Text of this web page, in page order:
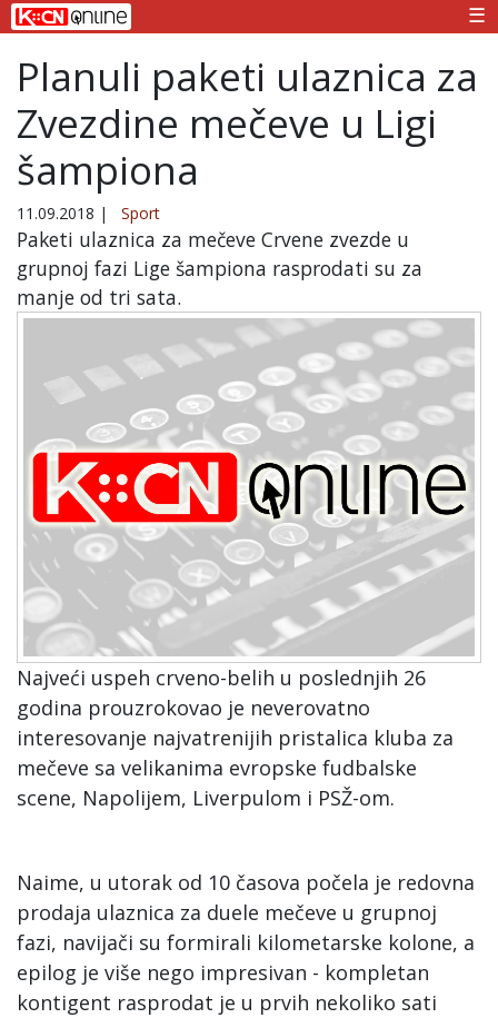
☰
Planuli paketi ulaznica za
Zvezdine mečeve u Ligi
šampiona
11.09.2018 | Sport
Paketi ulaznica za mečeve Crvene zvezde u
grupnoj fazi Lige šampiona rasprodati su za
manje od tri sata.
Najveći uspeh crveno-belih u poslednjih 26
godina prouzrokovao je neverovatno
interesovanje najvatrenijih pristalica kluba za
mečeve sa velikanima evropske fudbalske
scene, Napolijem, Liverpulom i PSŽ-om.
Naime, u utorak od 10 časova počela je redovna
prodaja ulaznica za duele mečeve u grupnoj
fazi, navijači su formirali kilometarske kolone, a
epilog je više nego impresivan - kompletan
kontigent rasprodat je u prvih nekoliko sati